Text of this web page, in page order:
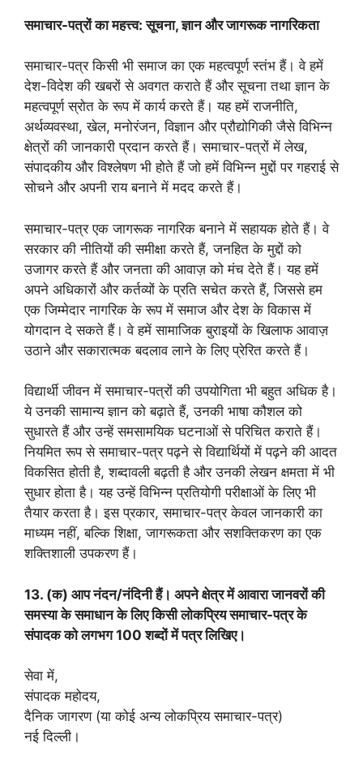
समाचार-पत्रों का महत्त्व: सूचना, ज्ञान और जागरूक नागरिकता
समाचार-पत्र किसी भी समाज का एक महत्वपूर्ण स्तंभ हैं। वे हमें
देश-विदेश की खबरों से अवगत कराते हैं और सूचना तथा ज्ञान के
महत्वपूर्ण स्रोत के रूप में कार्य करते हैं। यह हमें राजनीति,
अर्थव्यवस्था, खेल, मनोरंजन, विज्ञान और प्रौद्योगिकी जैसे विभिन्न
क्षेत्रों की जानकारी प्रदान करते हैं। समाचार-पत्रों में लेख,
संपादकीय और विश्लेषण भी होते हैं जो हमें विभिन्न मुद्दों पर गहराई से
सोचने और अपनी राय बनाने में मदद करते हैं।
समाचार-पत्र एक जागरूक नागरिक बनाने में सहायक होते हैं। वे
सरकार की नीतियों की समीक्षा करते हैं, जनहित के मुद्दों को
उजागर करते हैं और जनता की आवाज़ को मंच देते हैं। यह हमें
अपने अधिकारों और कर्तव्यों के प्रति सचेत करते हैं, जिससे हम
एक जिम्मेदार नागरिक के रूप में समाज और देश के विकास में
योगदान दे सकते हैं। वे हमें सामाजिक बुराइयों के खिलाफ आवाज़
उठाने और सकारात्मक बदलाव लाने के लिए प्रेरित करते हैं।
विद्यार्थी जीवन में समाचार-पत्रों की उपयोगिता भी बहुत अधिक है।
ये उनकी सामान्य ज्ञान को बढ़ाते हैं, उनकी भाषा कौशल को
सुधारते हैं और उन्हें समसामयिक घटनाओं से परिचित कराते हैं।
नियमित रूप से समाचार-पत्र पढ़ने से विद्यार्थियों में पढ़ने की आदत
विकसित होती है, शब्दावली बढ़ती है और उनकी लेखन क्षमता में भी
सुधार होता है। यह उन्हें विभिन्न प्रतियोगी परीक्षाओं के लिए भी
तैयार करता है। इस प्रकार, समाचार-पत्र केवल जानकारी का
माध्यम नहीं, बल्कि शिक्षा, जागरूकता और सशक्तिकरण का एक
शक्तिशाली उपकरण हैं।
13. (क) आप नंदन/नंदिनी हैं। अपने क्षेत्र में आवारा जानवरों की
समस्या के समाधान के लिए किसी लोकप्रिय समाचार-पत्र के
संपादक को लगभग 100 शब्दों में पत्र लिखिए।
सेवा में,
संपादक महोदय,
दैनिक जागरण (या कोई अन्य लोकप्रिय समाचार-पत्र)
नई दिल्ली।